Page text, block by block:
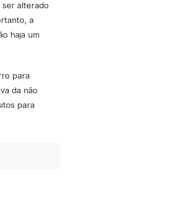
ser alterado
a
haja um
para
da não
para